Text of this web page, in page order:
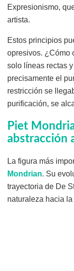
Expresionismo,
artista.
Estos principios
opresivos. ¿Cómo
solo líneas rectas
precisamente el
restricción se
purificación, se
Piet
abstracción
La figura más
Mondrian. Su
trayectoria de De
naturaleza hacia